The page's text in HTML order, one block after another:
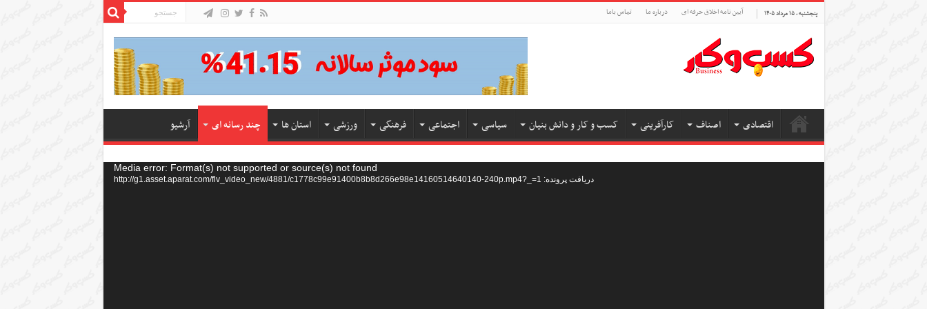
پنجشنبه , ۱۵ مرداد ۱۴۰۵ آیین نامه اخلاق حرفه ای درباره ما تماس باما
اقتصادی اصناف کارآفرینی کسب و کار و دانش بنیان سیاسی اجتماعی فرهنگی ورزشی استان ها چند رسانه ای آرشیو
Media error: Format(s) not supported or source(s) not found
دریافت پرونده: http://g1.asset.aparat.com/flv_video_new/4881/c1778c99e91400b8b8d266e98e14160514640140-240p.mp4?_=1